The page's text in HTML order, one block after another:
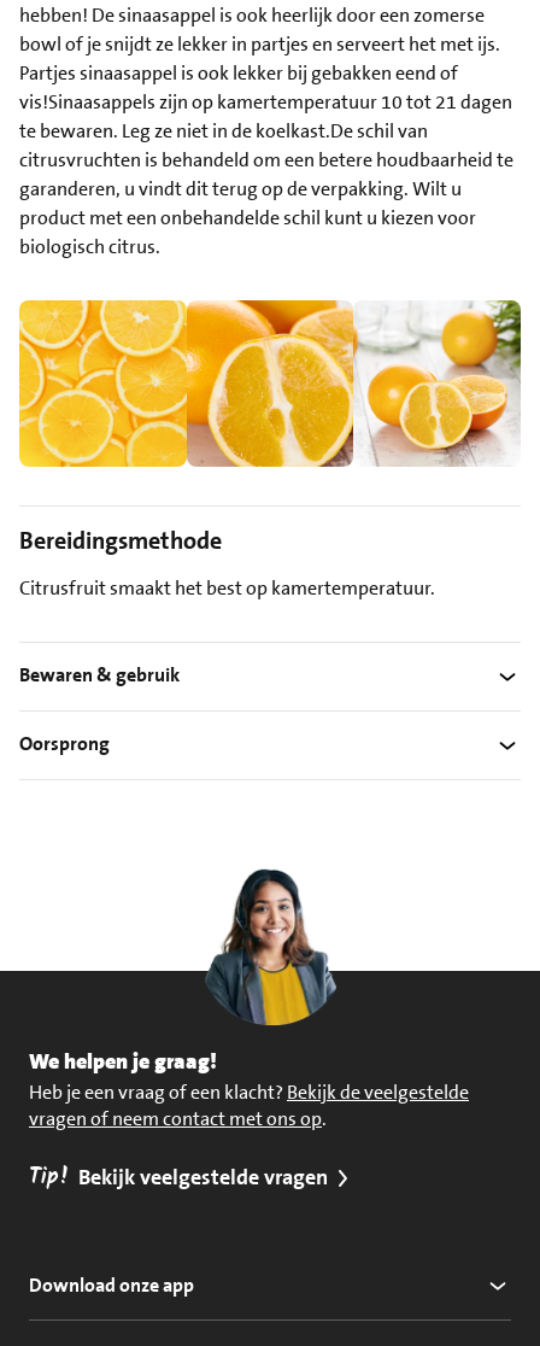
hebben! De sinaasappel is ook heerlijk door een zomerse
bowl of je snijdt ze lekker in partjes en serveert het met ijs.
Partjes sinaasappel is ook lekker bij gebakken eend of
vis!Sinaasappels zijn op kamertemperatuur 10 tot 21 dagen
te bewaren. Leg ze niet in de koelkast.De schil van
citrusvruchten is behandeld om een betere houdbaarheid te
garanderen, u vindt dit terug op de verpakking. Wilt u
product met een onbehandelde schil kunt u kiezen voor
biologisch citrus.
Bereidingsmethode
Citrusfruit smaakt het best op kamertemperatuur.
Bewaren & gebruik
Oorsprong
We helpen je graag!
Heb je een vraag of een klacht? Bekijk de veelgestelde
vragen of neem contact met ons op.
Tip! Bekijk veelgestelde vragen
Download onze app